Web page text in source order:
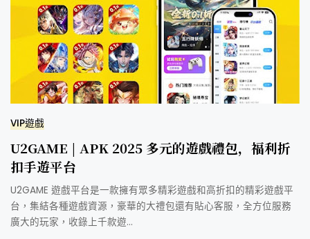
VIP遊戲
U2GAME | APK 2025 多元的遊戲禮包，福利折
扣手遊平台
U2GAME 遊戲平台是一款擁有眾多精彩遊戲和高折扣的精彩遊戲平
台，集結各種遊戲資源，豪華的大禮包還有貼心客服，全方位服務
廣大的玩家，收錄上千款遊…